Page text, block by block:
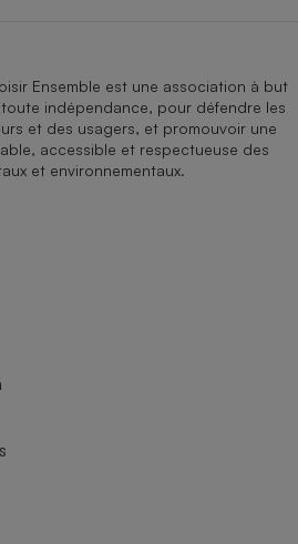
Ensemble est une association à but
indépendance, pour défendre les
et des usagers, et promouvoir une
accessible et respectueuse des
et environnementaux.